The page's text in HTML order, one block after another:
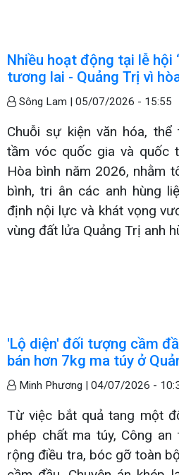
Nhiều hoạt động tại lễ hội
tương lai - Quảng Trị vì
Sông Lam | 05/07/2026 - 15:55
Chuỗi sự kiện văn hóa,
tầm vóc quốc gia và quốc
Hòa bình năm 2026, nhằm
bình, tri ân các anh hùng
định nội lực và khát vọng
vùng đất lửa Quảng Trị anh
'Lộ diện' đối tượng cầm
bán hơn 7kg ma túy ở
Minh Phương | 04/07/2026 -
Từ việc bắt quả tang một
phép chất ma túy, Công
rộng điều tra, bóc gỡ toàn